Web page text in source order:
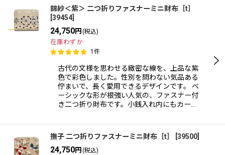
錦紗＜紫＞ 二つ折りファスナーミニ財布［t］
39454
24,750円 (税込)
在庫わずか
1 件
古代の文様を思わせる緻密な線を、上品な紫
色で彩色しました。性別を問わない気品ある
佇まいで、長く愛用できるデザインです。 ベ
ーシックな形が根強い人気の、ファスナー付
き二つ折り財布です。小銭入れ内にもカー…
撫子 二つ折りファスナーミニ財布［t］ [39500]
24,750円(税込)